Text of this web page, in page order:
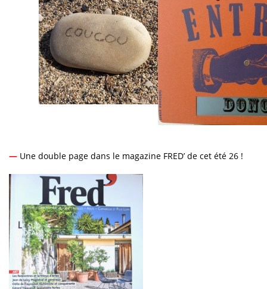
— Une double page dans le magazine FRED’ de cet été 26 !